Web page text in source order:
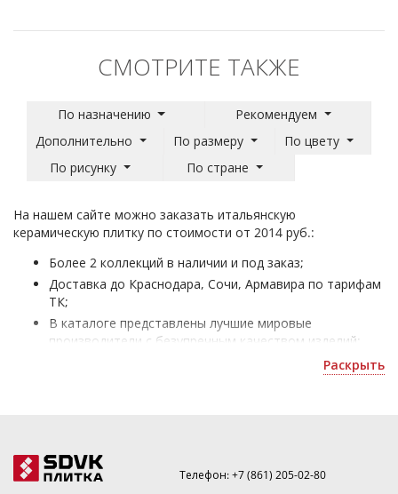
СМОТРИТЕ ТАКЖЕ
По назначению
Рекомендуем
Дополнительно
По размеру
По цвету
По рисунку
По стране
На нашем сайте можно заказать итальянскую
керамическую плитку по стоимости от 2014 руб.:
Более 2 коллекций в наличии и под заказ;
Доставка до Краснодара, Сочи, Армавира по тарифам
ТК;
В каталоге представлены лучшие мировые
производители с безупречным качеством изделий;
Раскрыть
Телефон:+7 (861) 205-02-80